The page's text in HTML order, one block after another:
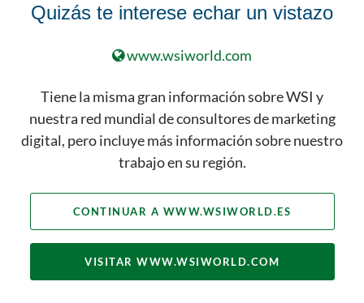
En el pasado, las empresas solo
una reputación dentro de sus
comunidades locales. Ahora, con la
proliferación de internet, su
comunidad reside en todo el
mundo.
Quizás te interese echar un vistazo
www.wsiworld.com
Tiene la misma gran información sobre WSI y
nuestra red mundial de consultores de marketing
digital, pero incluye más información sobre nuestro
trabajo en su región.
CONTINUAR A WWW.WSIWORLD.ES
VISITAR WWW.WSIWORLD.COM